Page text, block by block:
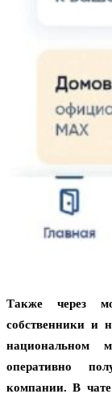
Также через
собственники и
национальном
оперативно
компании. В